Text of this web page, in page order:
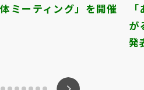
ミーティング」を開催
が
発